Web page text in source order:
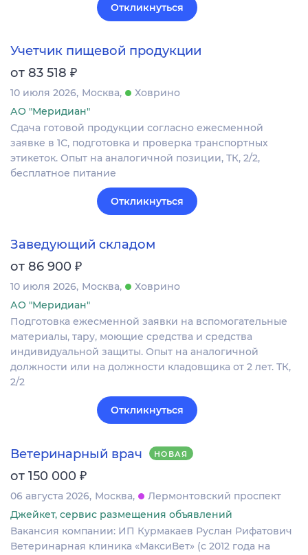
Откликнуться
Учетчик пищевой продукции
от 83 518 ₽
10 июля 2026 Москва
Ховрино
АО "Меридиан"
Сдача готовой продукции согласно ежесменной
заявке в 1С, подготовка и проверка транспортных
этикеток. Опыт на аналогичной позиции, ТК, 2/2,
бесплатное питание
Откликнуться
Заведующий складом
от 86 900 ₽
10 июля 2026 Москва
Ховрино
АО "Меридиан"
Подготовка ежесменной заявки на вспомогательные
материалы, тару, моющие средства и средства
индивидуальной защиты. Опыт на аналогичной
должности или на должности кладовщика от 2 лет. ТК,
2/2
Откликнуться
Ветеринарный врач НОВАЯ
от 150 000 ₽
06 августа 2026 Москва
Лермонтовский проспект
Джейкет, сервис размещения объявлений
Вакансия компании: ИП Курмакаев Руслан Рифатович
Ветеринарная клиника «МаксиВет» (с 2012 года на